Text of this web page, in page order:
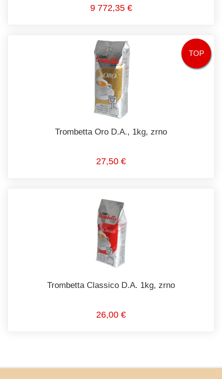
9 772,35 €
TOP
Trombetta Oro D.A., 1kg, zrno
27,50 €
Trombetta Classico D.A. 1kg, zrno
26,00 €